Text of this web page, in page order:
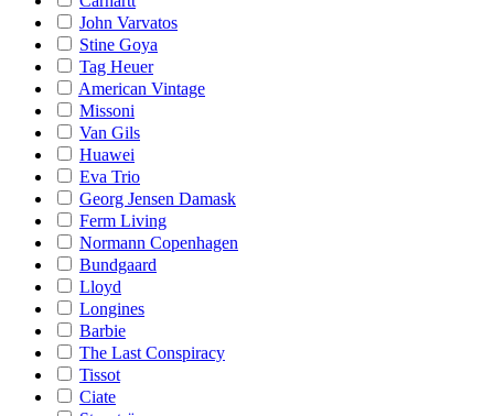
John Varvatos
Stine Goya
Tag Heuer
American Vintage
Missoni
Van Gils
Huawei
Eva Trio
Georg Jensen Damask
Ferm Living
Normann Copenhagen
Bundgaard
Lloyd
Longines
Barbie
The Last Conspiracy
Tissot
Ciate